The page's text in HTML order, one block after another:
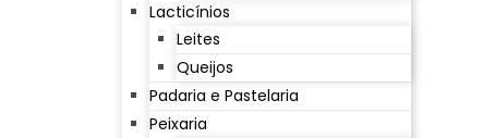
Lacticínios
Leites
Queijos
Padaria e Pastelaria
Peixaria